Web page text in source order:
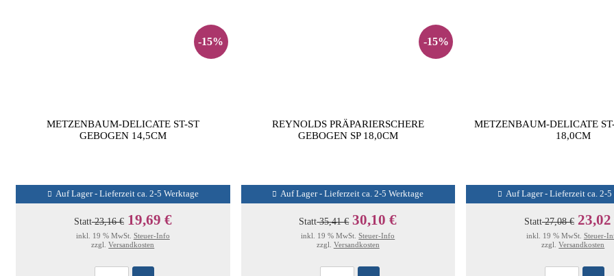
-15%
METZENBAUM-DELICATE ST-ST
GEBOGEN 14,5CM
Auf Lager - Lieferzeit ca. 2-5 Werktage
Statt23,16 € 19,69 €
inkl. 19 % MwSt. Steuer-Info
zzgl.Versandkosten
-15%
REYNOLDS PRÄPARIERSCHERE
GEBOGEN SP 18,0CM
Auf Lager - Lieferzeit ca. 2-5 Werktage
Statt35,41 € 30,10 €
inkl. 19 % MwSt.Steuer-Info
zzgl. Versandkosten
METZENBAUM-DELICATE
18,0CM
Auf Lager - Lieferzeit ca. 2-5
Statt27,08 € 23,02
inkl. 19 % MwSt. Steuer-
zzgl.Versandkosten